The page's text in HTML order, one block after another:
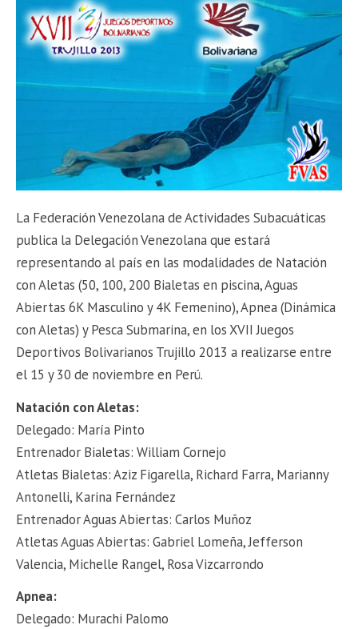
La Federación Venezolana de Actividades Subacuáticas
publica la Delegación Venezolana que estará
representando al país en las modalidades de Natación
con Aletas (50, 100, 200 Bialetas en piscina, Aguas
Abiertas 6K Masculino y 4K Femenino), Apnea (Dinámica
con Aletas) y Pesca Submarina, en los XVII Juegos
Deportivos Bolivarianos Trujillo 2013 a realizarse entre
el 15 y 30 de noviembre en Perú.
Natación con Aletas:
Delegado: María Pinto
Entrenador Bialetas: William Cornejo
Atletas Bialetas: Aziz Figarella, Richard Farra, Marianny
Antonelli, Karina Fernández
Entrenador Aguas Abiertas: Carlos Muñoz
Atletas Aguas Abiertas: Gabriel Lomeña, Jefferson
Valencia, Michelle Rangel, Rosa Vizcarrondo
Apnea:
Delegado: Murachi Palomo